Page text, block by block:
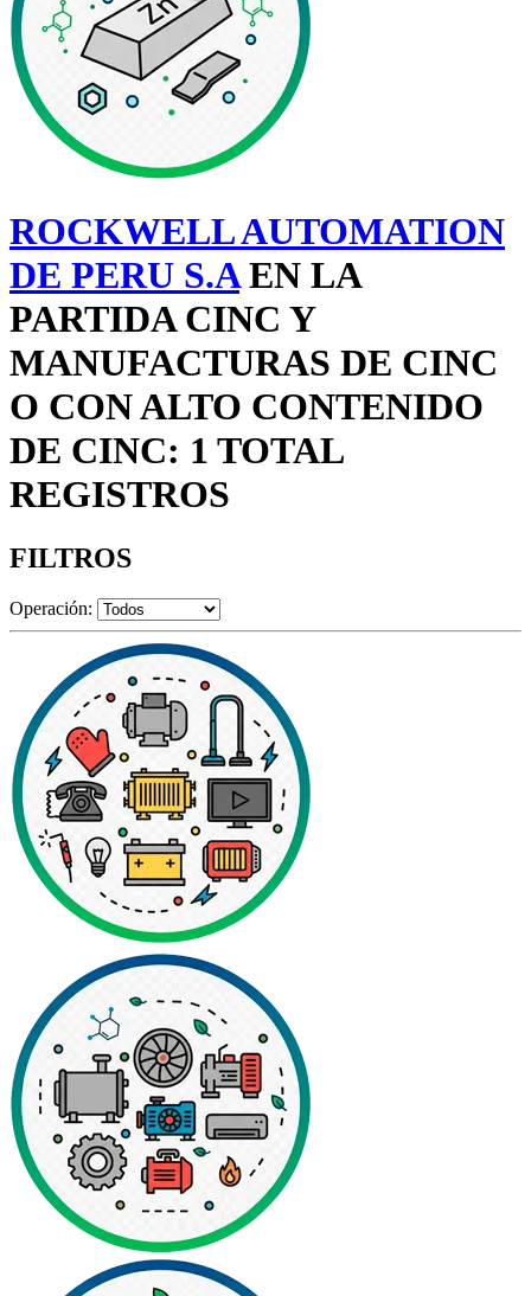
ROCKWELL AUTOMATION
DE PERU S.AEN LA
PARTIDA CINC Y
MANUFACTURAS DE CINC
O CON ALTO CONTENIDO
DE CINC: 1 TOTAL
REGISTROS
FILTROS
Operación: